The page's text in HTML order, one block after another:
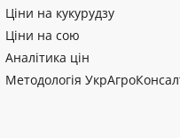
Ціни на кукурудзу
Ціни на сою
Аналітика цін
Методологія